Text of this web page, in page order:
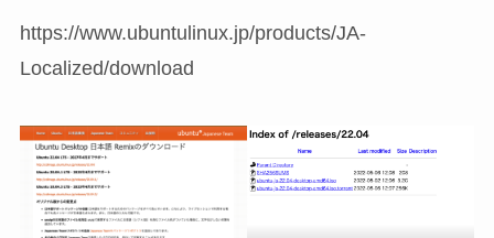
https://www.ubuntulinux.jp/products/JA-
Localized/download